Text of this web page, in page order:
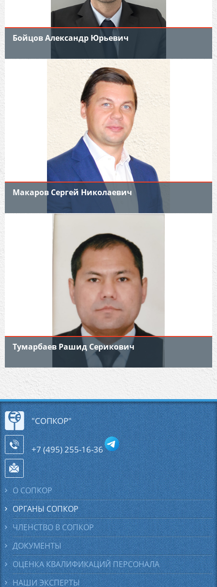
Бойцов Александр Юрьевич
Макаров Сергей Николаевич
Тумарбаев Рашид Серикович
"СОПКОР"
+7 (495) 255-16-36
О СОПКОР
ОРГАНЫСОПКОР
ЧЛЕНСТВО ВСОПКОР
ДОКУМЕНТЫ
ОЦЕНКА КВАЛИФИКАЦИЙ ПЕРСОНАЛА
НАШИ ЭКСПЕРТЫ